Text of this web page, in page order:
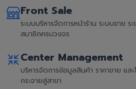
Front Sale
ระบบบริหารจัดการหน้าร้าน ระบบขาย
สมาชิกครบวงจร
Center Management
บริหารจัดการข้อมูลสินค้า ราคาขาย แล
กระจายสู่สาขา